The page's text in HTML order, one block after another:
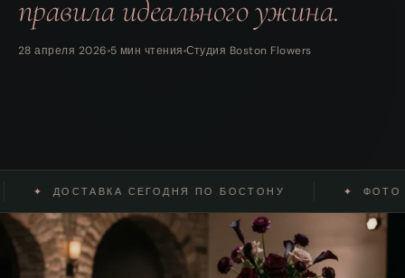
правила идеального ужина.
28 апреля 2026 5 мин чтения Студия Boston Flowers
ДОСТАВКА СЕГОДНЯ ПО БОСТОНУ ФОТО